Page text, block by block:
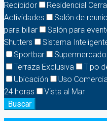
Recibidor
Residencial
Actividades
Salón de
para billar
Salón para
Shutters
Sistema
Sportbar
Terraza Exclusiva
Tipo
Ubicación
Uso
24 horas
Vista al Mar
Buscar